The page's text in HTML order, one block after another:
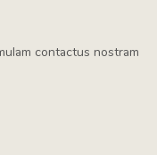
contactus nostram